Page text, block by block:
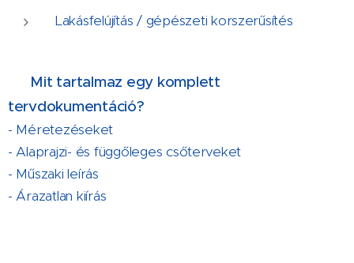
Lakásfelújítás / gépészeti korszerűsítés
Mit tartalmaz egy komplett
tervdokumentáció?
- Méretezéseket
- Alaprajzi- és függőleges csőterveket
- Műszaki leírás
- Árazatlan kiírás